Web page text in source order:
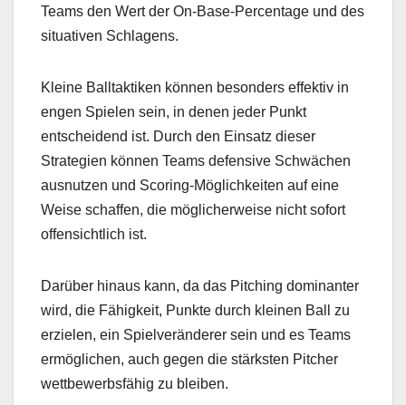
Teams den Wert der On-Base-Percentage und des
situativen Schlagens.
Kleine Balltaktiken können besonders effektiv in
engen Spielen sein, in denen jeder Punkt
entscheidend ist. Durch den Einsatz dieser
Strategien können Teams defensive Schwächen
ausnutzen und Scoring-Möglichkeiten auf eine
Weise schaffen, die möglicherweise nicht sofort
offensichtlich ist.
Darüber hinaus kann, da das Pitching dominanter
wird, die Fähigkeit, Punkte durch kleinen Ball zu
erzielen, ein Spielveränderer sein und es Teams
ermöglichen, auch gegen die stärksten Pitcher
wettbewerbsfähig zu bleiben.